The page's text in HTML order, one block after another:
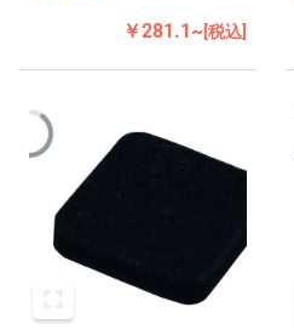
￥281.1~[税込]